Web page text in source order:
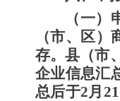
（一）
（市、区
存。县（市
企业信息汇
总后于2月 21